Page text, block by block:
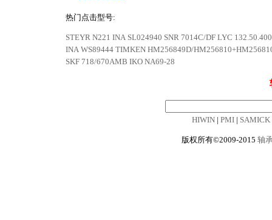
热门点击型号:
STEYR N221 INA SL024940 SNR 7014C/DF LYC
INA WS89444 TIMKEN HM256849D/
SKF 718/670AMB IKO NA69-28
HIWIN| PMI| SAMICK
版权所有©2009-2015 轴